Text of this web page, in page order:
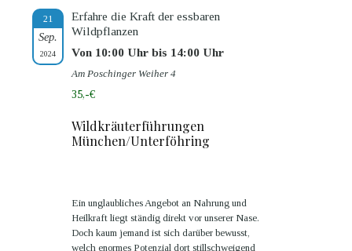
21
Sep.
2024
Erfahre die Kraft der essbaren
Wildpflanzen
Von 10:00 Uhr bis 14:00 Uhr
Am Poschinger Weiher 4
35,-€
Wildkräuterführungen
München/Unterföhring
Ein unglaubliches Angebot an Nahrung und
Heilkraft liegt ständig direkt vor unserer Nase.
Doch kaum jemand ist sich darüber bewusst,
welch enormes Potenzial dort stillschweigend